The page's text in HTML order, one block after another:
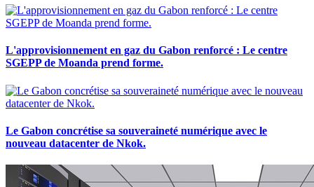
L'approvisionnement en gaz du Gabon renforcé : Le centre
SGEPP de Moanda prend forme.
Le Gabon concrétise sa souveraineté numérique avec le
nouveau datacenter de Nkok.